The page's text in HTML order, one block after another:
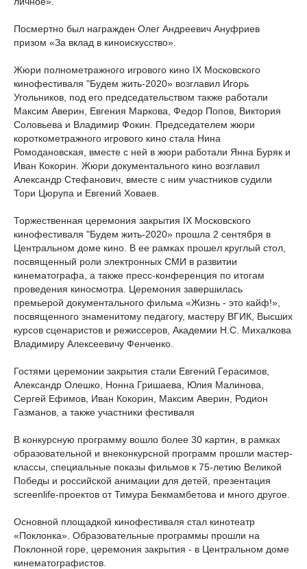
Посмертно был награжден Олег Андреевич Ануфриев
призом «За вклад в киноискусство».
Жюри полнометражного игрового кино IX Московского
кинофестиваля "Будем жить-2020» возглавил Игорь
Угольников, под его председательством также работали
Максим Аверин, Евгения Маркова, Федор Попов, Виктория
Соловьева и Владимир Фокин. Председателем жюри
короткометражного игрового кино стала Нина
Ромодановская, вместе с ней в жюри работали Янна Буряк и
Иван Кокорин. Жюри документального кино возглавил
Александр Стефанович, вместе с ним участников судили
Тори Цюрупа и Евгений Ховаев.
Торжественная церемония закрытия IX Московского
кинофестиваля "Будем жить-2020» прошла 2 сентября в
Центральном доме кино. В ее рамках прошел круглый стол,
посвященный роли электронных СМИ в развитии
кинематографа, а также пресс-конференция по итогам
проведения киносмотра. Церемония завершилась
премьерой документального фильма «Жизнь - это кайф!»,
посвященного знаменитому педагогу, мастеру ВГИК, Высших
курсов сценаристов и режиссеров, Академии Н.С. Михалкова
Владимиру Алексеевичу Фенченко.
Гостями церемонии закрытия стали Евгений Герасимов,
Александр Олешко, Нонна Гришаева, Юлия Малинова,
Сергей Ефимов, Иван Кокорин, Максим Аверин, Родион
Газманов, а также участники фестиваля
В конкурсную программу вошло более 30 картин, в рамках
образовательной и внеконкурсной программ прошли мастер-
классы, специальные показы фильмов к 75-летию Великой
Победы и российской анимации для детей, презентация
screenlife-проектов от Тимура Бекмамбетова и много другое.
Основной площадкой кинофестиваля стал кинотеатр
«Поклонка». Образовательные программы прошли на
Поклонной горе, церемония закрытия - в Центральном доме
кинематографистов.